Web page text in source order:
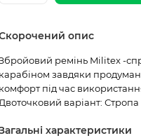
опис
ремінь Militex -
карабіном завдяки
комфорт під час
варіант: Стропа
характеристики